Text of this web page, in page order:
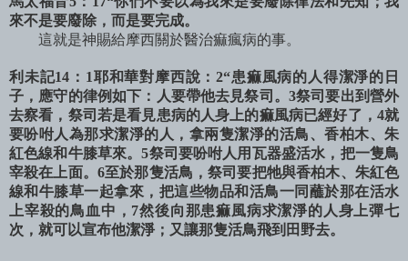
來不是要廢除，而是要完成。
這就是神賜給摩西關於醫治痲瘋病的事。
利未記14：1耶和華對摩西說：2“患痲風病的人得潔淨的日
子，應守的律例如下：人要帶他去見祭司。3祭司要出到營外
去察看，祭司若是看見患病的人身上的痲風病已經好了，4就
要吩咐人為那求潔淨的人，拿兩隻潔淨的活鳥、香柏木、朱
紅色線和牛膝草來。5祭司要吩咐人用瓦器盛活水，把一隻鳥
宰殺在上面。6至於那隻活鳥，祭司要把牠與香柏木、朱紅色
線和牛膝草一起拿來，把這些物品和活鳥一同蘸於那在活水
上宰殺的鳥血中，7然後向那患痲風病求潔淨的人身上彈七
次，就可以宣布他潔淨；又讓那隻活鳥飛到田野去。